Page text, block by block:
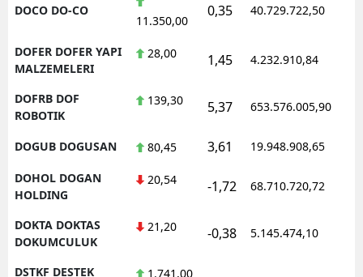
DOCO DO-CO
11.350,00
0,35 40.729.722,50
DOFER DOFER YAPI
MALZEMELERI
28,00 1,45 4.232.910,84
DOFRB DOF
ROBOTIK
139,30 5,37 653.576.005,90
DOGUB DOGUSAN 80,45 3,61 19.948.908,65
DOHOL DOGAN
HOLDING
20,54 -1,72 68.710.720,72
DOKTA DOKTAS
DOKUMCULUK
21,20 -0,38 5.145.474,10
DSTKF DESTEK 1.741,00